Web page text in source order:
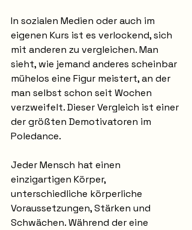
In sozialen Medien oder auch im
eigenen Kurs ist es verlockend, sich
mit anderen zu vergleichen. Man
sieht, wie jemand anderes scheinbar
mühelos eine Figur meistert, an der
man selbst schon seit Wochen
verzweifelt. Dieser Vergleich ist einer
der größten Demotivatoren im
Poledance.
Jeder Mensch hat einen
einzigartigen Körper,
unterschiedliche körperliche
Voraussetzungen, Stärken und
Schwächen. Während der eine